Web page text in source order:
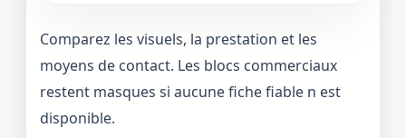
Comparez les visuels, la prestation et les
moyens de contact. Les blocs commerciaux
restent masques si aucune fiche fiable n est
disponible.